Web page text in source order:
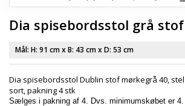
Dia spisebordsstol grå stof
Mål: H: 91 cmx B: 43 cmx D: 53 cm
Dia spisebordsstol Dublin stof mørkegrå 40,
sort, pakning 4 stk
Sælges i pakning af 4. Dvs. minimumskøbet er